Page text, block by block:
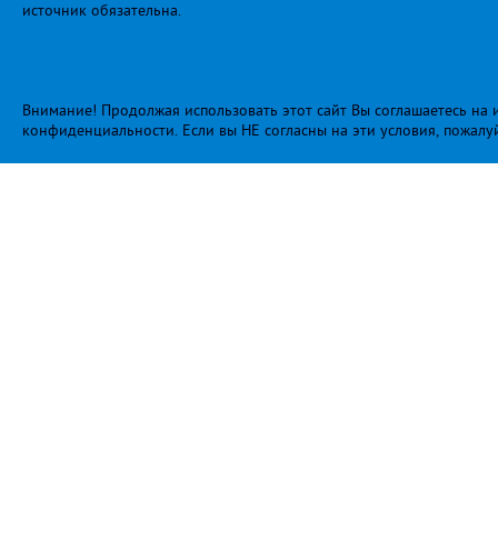
источник обязательна.
Внимание! Продолжая использовать этот сайт Вы соглашаетесь
конфиденциальности. Если вы НЕ согласны на эти условия,